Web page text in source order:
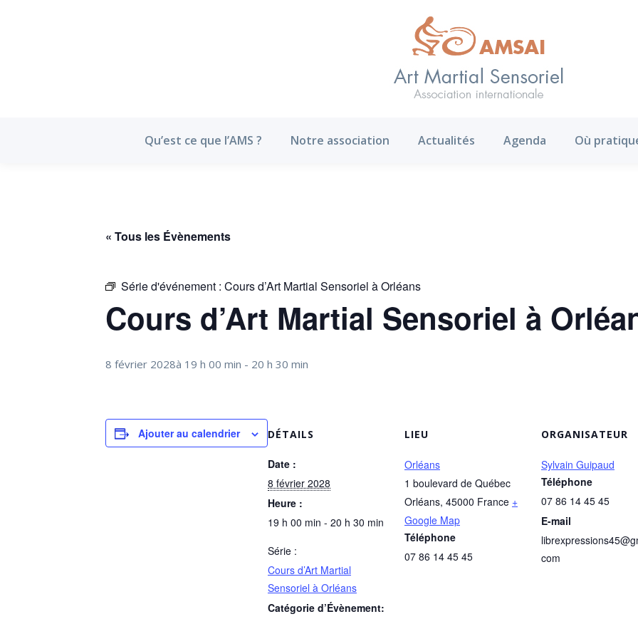
Qu’est ce que l’AMS ? Notre association Actualités Agenda Où
« Tous les Évènements
Série d'événement : Cours d’Art Martial Sensoriel à Orléans
Cours d’Art Martial Sensoriel à
8 février 2028à 19 h 00 min - 20 h 30 min
Ajouter au calendrier DÉTAILS
Date :
8 février 2028
Heure :
19 h 00 min - 20 h 30 min
Série :
Cours d’Art Martial
Sensoriel à Orléans
Catégorie d’Évènement:
LIEU
Orléans
1 boulevard de Québec
Orléans, 45000 France +
Google Map
Téléphone
07 86 14 45 45
ORGANISATEUR
Sylvain Guipaud
Téléphone
07 86 14 45 45
E-mail
com
Notre association